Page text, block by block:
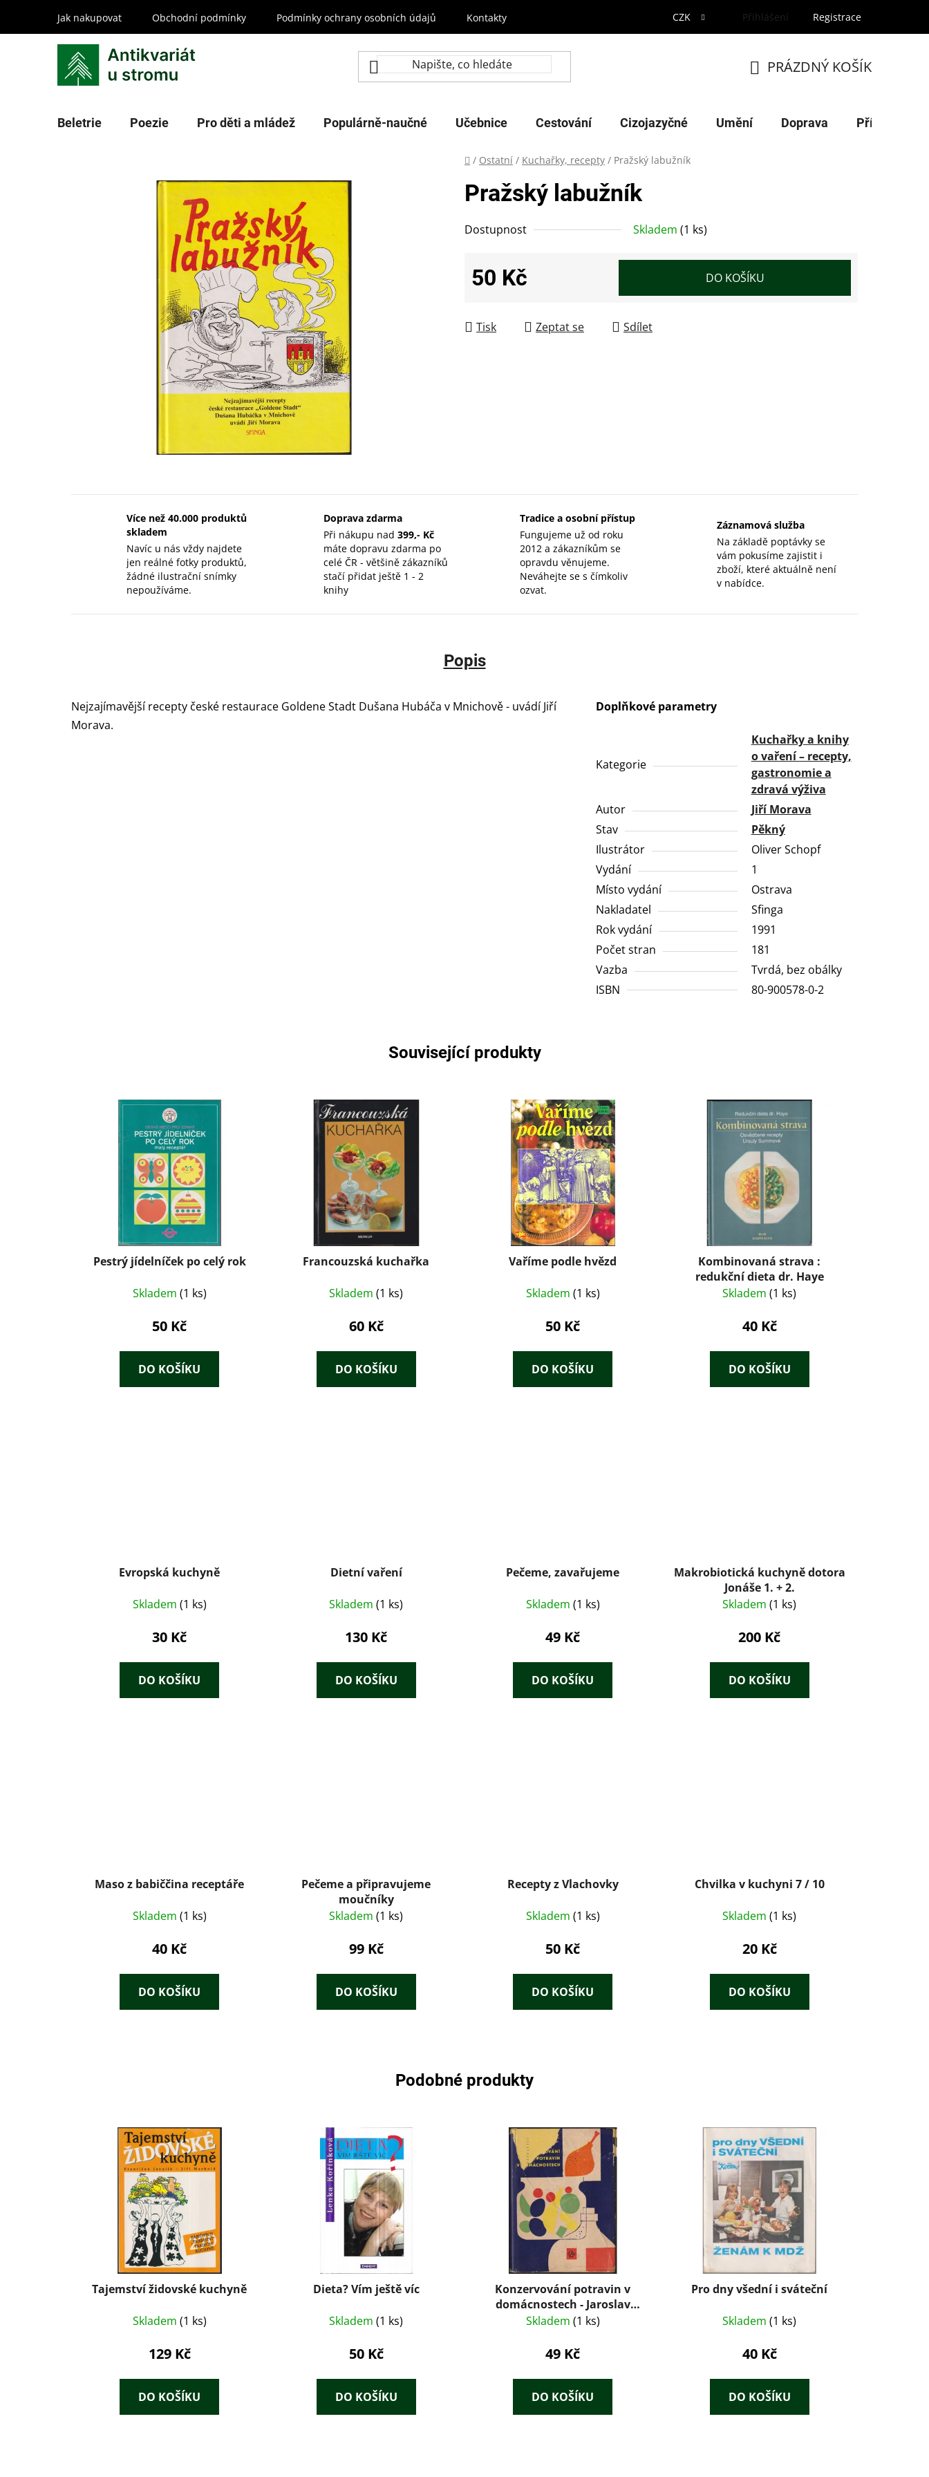
obsah
Jak nakupovat Obchodní podmínky Podmínky ochrany osobních údajů Kontakty CZK Přihlášení Registrace
KOŠÍK
PRÁZDNÝ KOŠÍK
Beletrie Poezie Pro děti a mládež Populárně-naučné Učebnice Cestování Cizojazyčné Umění Doprava Příroda
Domů
/ Ostatní / Kuchařky, recepty / Pražský labužník
Pražský labužník
Dostupnost Skladem (1 ks)
50 Kč DO KOŠÍKU
Tisk Zeptat se Sdílet
Více než 40.000 produktů
skladem
Navíc u nás vždy najdete
jen reálné fotky produktů,
žádné ilustrační snímky
nepoužíváme.
Doprava zdarma
Při nákupu nad 399,- Kč
máte dopravu zdarma po
celé ČR - většině zákazníků
stačí přidat ještě 1 - 2
knihy
Tradice a osobní přístup
Fungujeme už od roku
2012 a zákazníkům se
opravdu věnujeme.
Neváhejte se s čímkoliv
ozvat.
Záznamová služba
Na základě poptávky se
vám pokusíme zajistit i
zboží, které aktuálně není
v nabídce.
Popis
Nejzajímavější recepty české restaurace Goldene Stadt Dušana Hubáča v Mnichově - uvádí Jiří
Morava.
Doplňkové parametry
Kategorie
Kuchařky a knihy
o vaření – recepty,
gastronomie a
zdravá výživa
Autor
Jiří Morava
Stav
Pěkný
Ilustrátor
Oliver Schopf
Vydání
1
Místo vydání
Ostrava
Nakladatel
Sfinga
Rok vydání
1991
Počet stran
181
Vazba
Tvrdá, bez obálky
ISBN
80-900578-0-2
Související produkty
Pestrý jídelníček po celý rok
Skladem (1 ks)
50 Kč
DO KOŠÍKU
Francouzská kuchařka
Skladem(1 ks)
60 Kč
DO KOŠÍKU
Vaříme podle hvězd
Skladem (1 ks)
50 Kč
DO KOŠÍKU
Kombinovaná strava :
redukční dieta dr. Haye
Skladem(1 ks)
40 Kč
DO KOŠÍKU
Evropská kuchyně
Skladem (1 ks)
30 Kč
DO KOŠÍKU
Dietní vaření
Skladem(1 ks)
130 Kč
DO KOŠÍKU
Pečeme, zavařujeme
Skladem (1 ks)
49 Kč
DO KOŠÍKU
Makrobiotická kuchyně dotora
Jonáše 1. + 2.
Skladem(1 ks)
200 Kč
DO KOŠÍKU
Maso z babiččina receptáře
Skladem (1 ks)
40 Kč
DO KOŠÍKU
Pečeme a připravujeme
moučníky
Skladem(1 ks)
99 Kč
DO KOŠÍKU
Recepty z Vlachovky
Skladem (1 ks)
50 Kč
DO KOŠÍKU
Chvilka v kuchyni 7 / 10
Skladem(1 ks)
20 Kč
DO KOŠÍKU
Podobné produkty
Tajemství židovské kuchyně
Skladem (1 ks)
129 Kč
DO KOŠÍKU
Dieta? Vím ještě víc
Skladem(1 ks)
50 Kč
DO KOŠÍKU
Konzervování potravin v
domácnostech - Jaroslav
Balaštík
Skladem (1 ks)
49 Kč
DO KOŠÍKU
Pro dny všední i sváteční
Skladem(1 ks)
40 Kč
DO KOŠÍKU